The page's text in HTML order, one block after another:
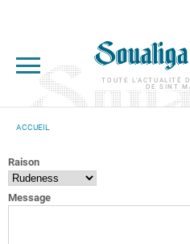
TOUTE L'ACTUALITÉ
DE SINT
ACCUEIL
Raison
Message